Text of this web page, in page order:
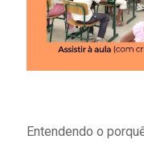
Entendendo o